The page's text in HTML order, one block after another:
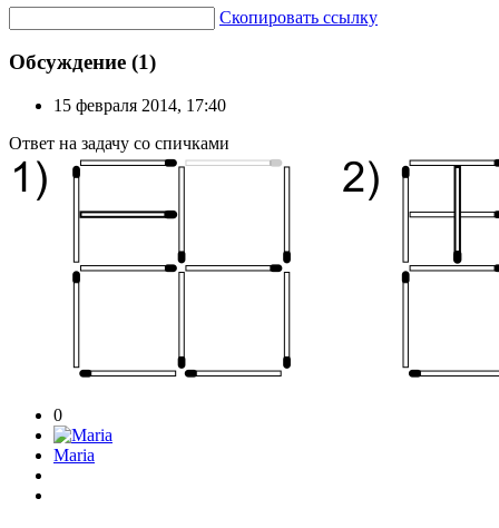
Скопировать ссылку
Обсуждение (1)
15 февраля 2014, 17:40
Ответ на задачу со спичками
0
Maria